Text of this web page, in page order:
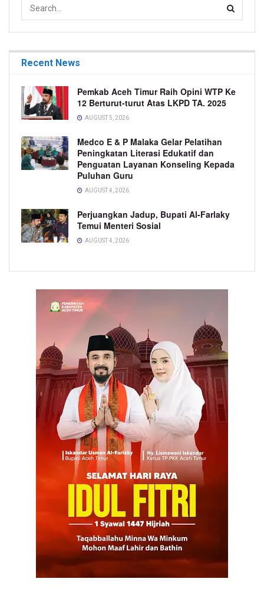
Recent News
Pemkab Aceh Timur Raih Opini WTP Ke
12 Berturut-turut Atas LKPD TA. 2025
AUGUST 5, 2026
Medco E & P Malaka Gelar Pelatihan
Peningkatan Literasi Edukatif dan
Penguatan Layanan Konseling Kepada
Puluhan Guru
AUGUST 4, 2026
Perjuangkan Jadup, Bupati Al-Farlaky
Temui Menteri Sosial
AUGUST 4, 2026